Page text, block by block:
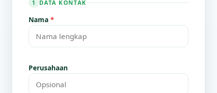
1 DATA KONTAK
Nama *
Perusahaan